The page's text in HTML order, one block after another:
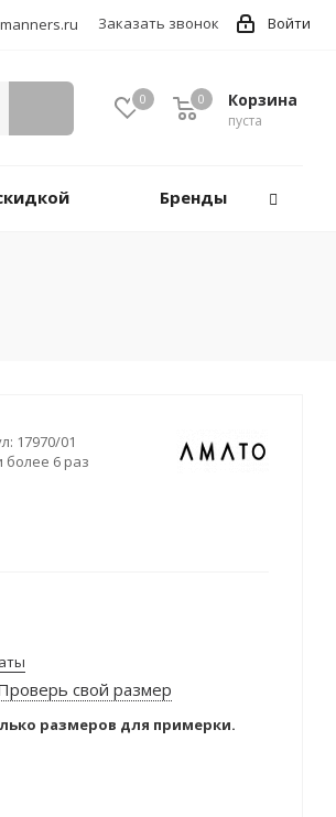
Войти
Заказать звонок
0 Корзина
пуста
0
Бренды
17970/01
более 6 раз
свой размер
размеров для примерки.